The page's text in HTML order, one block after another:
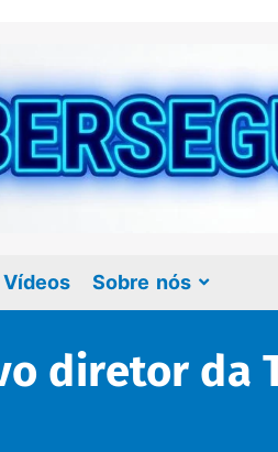
Vídeos Sobre nós
diretor da